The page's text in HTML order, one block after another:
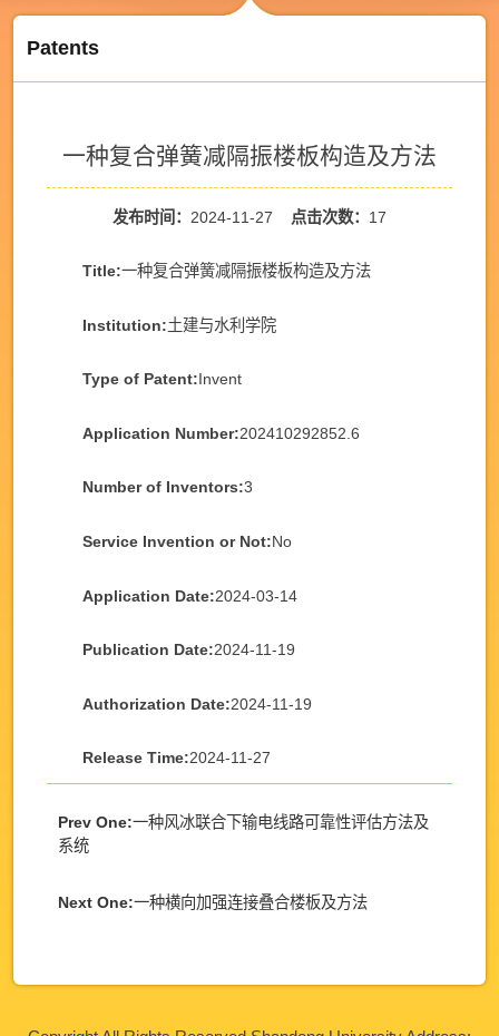
Patents
一种复合弹簧减隔振楼板构造及方法
发布时间： 2024-11-27 点击次数： 17
Title:一种复合弹簧减隔振楼板构造及方法
Institution:土建与水利学院
Type of Patent:Invent
Application Number:202410292852.6
Number of Inventors:3
Service Invention or Not:No
Application Date:2024-03-14
Publication Date:2024-11-19
Authorization Date:2024-11-19
Release Time:2024-11-27
Prev One:一种风冰联合下输电线路可靠性评估方法及
系统
Next One:一种横向加强连接叠合楼板及方法